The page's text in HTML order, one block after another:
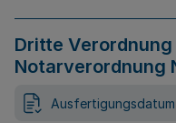
Dritte
Notarverordnung
Ausfertigungsdatum